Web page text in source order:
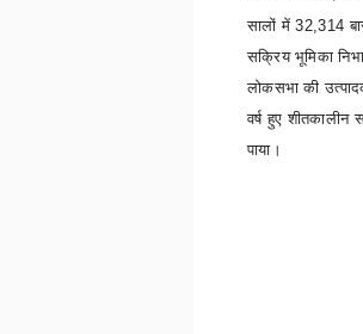
सालों में32,314
सक्रिय भूमिका
लोकसभा की
वर्ष हुए
पाया।